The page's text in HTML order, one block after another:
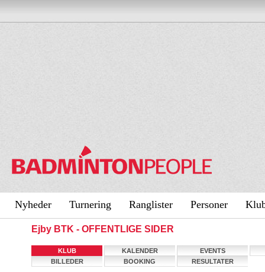
Nyheder Turnering Ranglister Personer
Ejby BTK - OFFENTLIGE SIDER
KLUB KALENDER
EVENTS
BILLEDER
BOOKING RESULTATER